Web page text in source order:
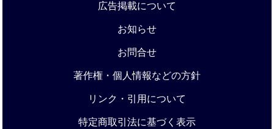
広告掲載について
お知らせ
お問合せ
著作権・個人情報などの方針
リンク・引用について
特定商取引法に基づく表示